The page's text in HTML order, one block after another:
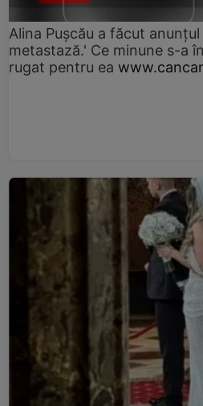
Alina Pușcău a făcut
metastază.' Ce minune s-a
rugat pentru ea